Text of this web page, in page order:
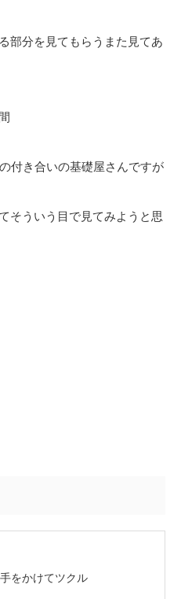
部分を見てもらうまた見てあ
付き合いの基礎屋さんですが
そういう目で見てみようと思
をかけてツクル